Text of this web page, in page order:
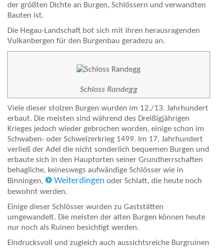
der größten Dichte an Burgen, Schlössern und verwandten
Bauten ist.
Die Hegau-Landschaft bot sich mit ihren herausragenden
Vulkanbergen für den Burgenbau geradezu an.
Schloss Randegg
Viele dieser stolzen Burgen wurden im 12./13. Jahrhundert
erbaut. Die meisten sind während des Dreißigjährigen
Krieges jedoch wieder gebrochen worden, einige schon im
Schwaben- oder Schweizerkrieg 1499. Im 17. Jahrhundert
verließ der Adel die nicht sonderlich bequemen Burgen und
erbaute sich in den Hauptorten seiner Grundherrschaften
behagliche, keineswegs aufwändige Schlösser wie in
Binningen,
Weiterdingen oder Schlatt, die heute noch
bewohnt werden.
Einige dieser Schlösser wurden zu Gaststätten
umgewandelt. Die meisten der alten Burgen können heute
nur noch als Ruinen besichtigt werden.
Eindrucksvoll und zugleich auch aussichtsreiche Burgruinen